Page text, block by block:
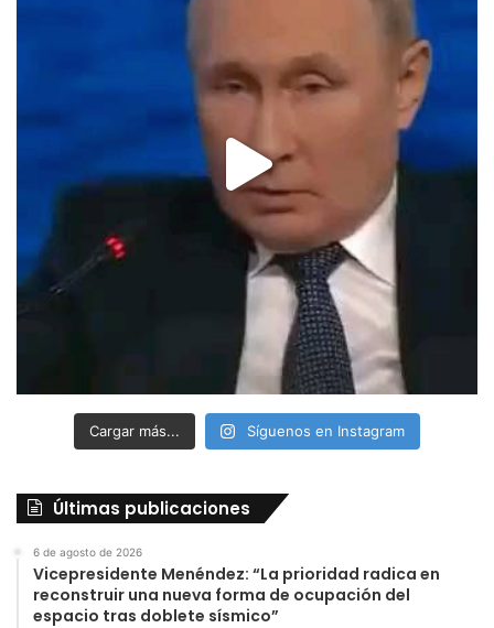
Cargar más... Síguenos en Instagram
Últimas publicaciones
6 de agosto de 2026
Vicepresidente Menéndez: “La prioridad radica en
reconstruir una nueva forma de ocupación del
espacio tras doblete sísmico”